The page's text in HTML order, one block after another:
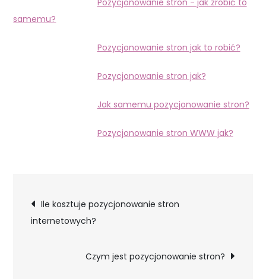
Pozycjonowanie stron - jak zrobić to
samemu?
Pozycjonowanie stron jak to robić?
Pozycjonowanie stron jak?
Jak samemu pozycjonowanie stron?
Pozycjonowanie stron WWW jak?
Nawigacja
wpisu
Ile kosztuje pozycjonowanie stron
internetowych?
Czym jest pozycjonowanie stron?